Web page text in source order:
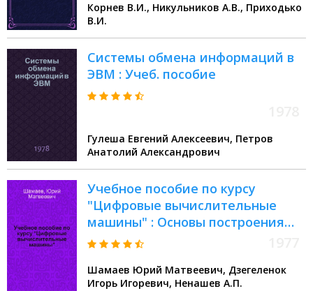
Корнев В.И., Никульников А.В., Приходько
В.И.
Системы обмена информаций в
ЭВМ : Учеб. пособие
Гулеша Евгений Алексеевич, Петров
Анатолий Александрович
Учебное пособие по курсу
"Цифровые вычислительные
машины" : Основы построения
цифровых вычисл. машин III
Шамаев Юрий Матвеевич, Дзегеленок
Игорь Игоревич, Ненашев А.П.